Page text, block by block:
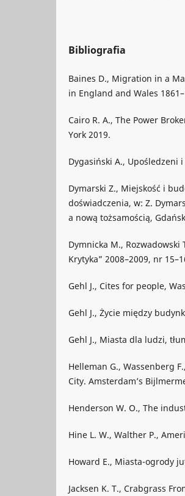
Bibliografia
Baines D., Migration in a
in England and Wales
Cairo R. A., The Power
York 2019.
Dygasiński A., Upośledzeni
Dymarski Z., Miejskość i
doświadczenia, w: Z.
a nową tożsamością,
Dymnicka M.,
Krytyka” 2008–2009, nr
Gehl J., Cites for people,
Gehl J., Życie między
Gehl J., Miasta dla ludzi,
Helleman G., Wassenberg
City. Amsterdam’s
Henderson W. O., The
Hine L. W., Walther P.,
Howard E., Miasta-ogrody
Jacksen K. T., Crabgrass